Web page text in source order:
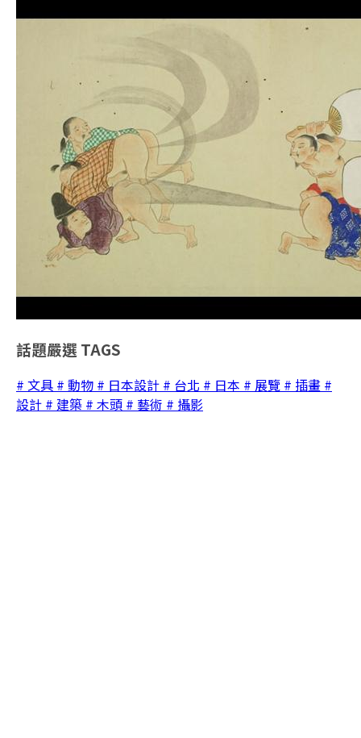
話題嚴選 TAGS
# 文具 # 動物 # 日本設計 # 台北 # 日本 # 展覽 # 插畫 #
設計 # 建築 # 木頭 # 藝術 # 攝影